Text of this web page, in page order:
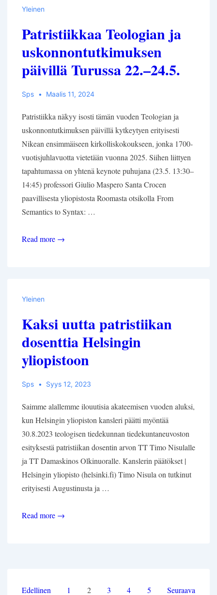
varhaiskirkossa
ekumeeninen
virkakeskustelu
Yleinen
Patristiikkaa Teologian ja
uskonnontutkimuksen
päivillä Turussa 22.–24.5.
Sps Maalis 11, 2024
Patristiikka näkyy isosti tämän vuoden Teologian ja
uskonnontutkimuksen päivillä kytkeytyen erityisesti
Nikean ensimmäiseen kirkolliskokoukseen, jonka 1700-
vuotisjuhlavuotta vietetään vuonna 2025. Siihen liittyen
tapahtumassa on yhtenä keynote puhujana (23.5. 13:30–
14:45) professori Giulio Maspero Santa Crocen
paavillisesta yliopistosta Roomasta otsikolla From
Semantics to Syntax: …
Patristiikkaa
22.–
Read more →
Yleinen
Kaksi uutta patristiikan
dosenttia Helsingin
yliopistoon
Sps Syys 12, 2023
Saimme alallemme ilouutisia akateemisen vuoden aluksi,
kun Helsingin yliopiston kansleri päätti myöntää
30.8.2023 teologisen tiedekunnan tiedekuntaneuvoston
esityksestä patristiikan dosentin arvon TT Timo Nisulalle
ja TT Damaskinos Olkinuoralle. Kanslerin päätökset |
Helsingin yliopisto (helsinki.fi) Timo Nisula on tutkinut
erityisesti Augustinusta ja …
Kaksi
Read more →
Edellinen 1 2 3 4 5 Seuraava